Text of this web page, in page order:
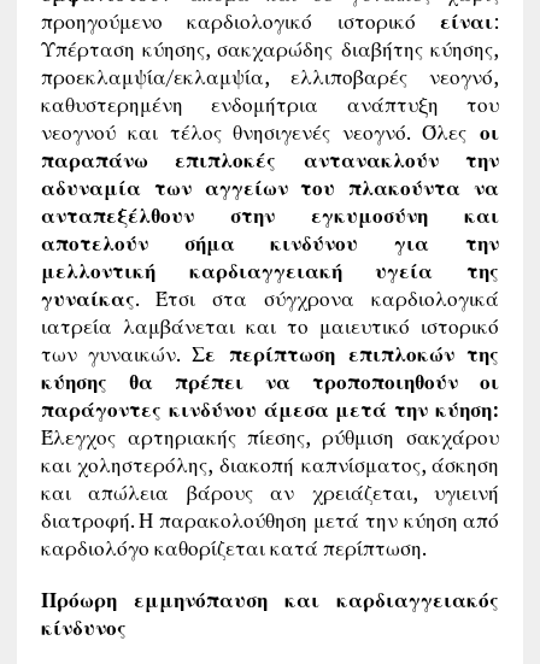
προηγούμενο καρδιολογικό ιστορικόείναι:
Υπέρταση κύησης, σακχαρώδης διαβήτης κύησης,
προεκλαμψία/εκλαμψία, ελλιποβαρές νεογνό,
καθυστερημένη ενδομήτρια ανάπτυξη του
νεογνού και τέλος θνησιγενές νεογνό. Όλες οι
παραπάνω επιπλοκές αντανακλούν την
αδυναμία των αγγείων του πλακούντα να
ανταπεξέλθουν στην εγκυμοσύνη και
αποτελούν σήμα κινδύνου για την
μελλοντική καρδιαγγειακή υγεία της
γυναίκας. Έτσι στα σύγχρονα καρδιολογικά
ιατρεία λαμβάνεται και το μαιευτικό ιστορικό
των γυναικών.Σε περίπτωση επιπλοκών της
κύησης θα πρέπει να τροποποιηθούν οι
παράγοντες κινδύνου άμεσα μετά την κύηση:
Έλεγχος αρτηριακής πίεσης, ρύθμιση σακχάρου
και χοληστερόλης, διακοπή καπνίσματος, άσκηση
και απώλεια βάρους αν χρειάζεται, υγιεινή
διατροφή. Η παρακολούθηση μετά την κύηση από
καρδιολόγο καθορίζεται κατά περίπτωση.
Πρόωρη εμμηνόπαυση και καρδιαγγειακός
κίνδυνος